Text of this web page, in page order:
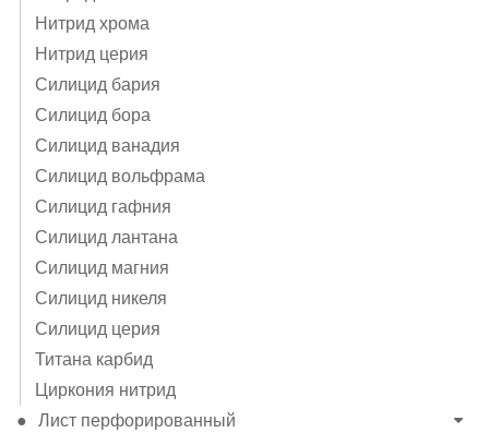
Нитрид хрома
Нитрид церия
Силицид бария
Силицид бора
Силицид ванадия
Силицид вольфрама
Силицид гафния
Силицид лантана
Силицид магния
Силицид никеля
Силицид церия
Титана карбид
Циркония нитрид
Лист перфорированный